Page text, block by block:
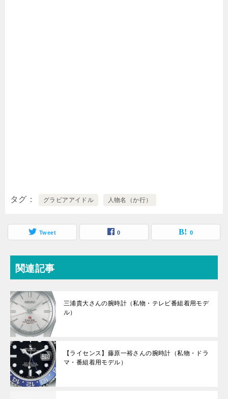
タグ グラビアアイドル 人物名（か行）
Tweet 0 0
関連記事
三浦貴大さんの腕時計（私物・テレビ番組着用モデ
ル）
【ライセンス】藤原一裕さんの腕時計（私物・ドラ
マ・番組着用モデル）